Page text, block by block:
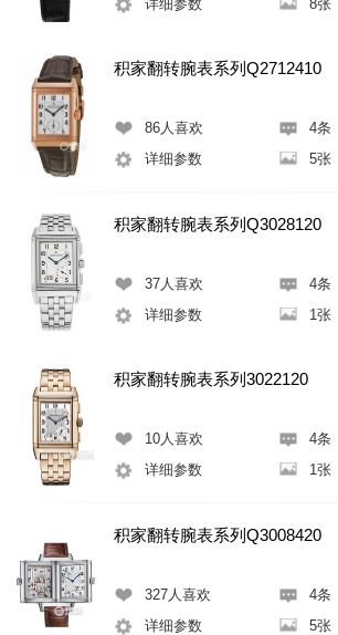
详细参数 8张
积家翻转腕表系列Q2712410
86人喜欢
4条
详细参数
5张
积家翻转腕表系列Q3028120
37人喜欢
4条
详细参数
1张
积家翻转腕表系列3022120
10人喜欢
4条
详细参数
1张
积家翻转腕表系列Q3008420
327人喜欢
4条
详细参数
5张